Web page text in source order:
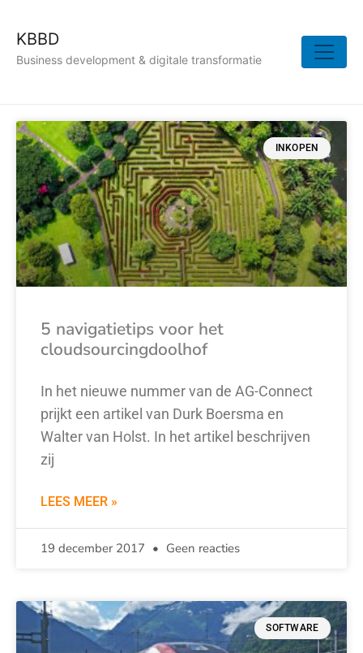
KBBD
Business development & digitale transformatie
INKOPEN
5 navigatietips voor het
cloudsourcingdoolhof
In het nieuwe nummer van de AG-Connect
prijkt een artikel van Durk Boersma en
Walter van Holst. In het artikel beschrijven
zij
LEES MEER »
19 december 2017 Geen reacties
SOFTWARE